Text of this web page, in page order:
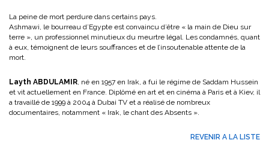
La peine de mort perdure dans certains pays.
Ashmawi, le bourreau d’Egypte est convaincu d’être « la main de Dieu sur
terre », un professionnel minutieux du meurtre légal. Les condamnés, quant
à eux, témoignent de leurs souffrances et de l’insoutenable attente de la
mort.
Layth ABDULAMIR , né en 1957 en Irak, a fui le régime de Saddam Hussein
et vit actuellement en France. Diplômé en art et en cinéma à Paris et à Kiev, il
a travaillé de 1999 à 2004 à Dubai TV et a réalisé de nombreux
documentaires, notamment « Irak, le chant des Absents ».
REVENIR A LA LISTE